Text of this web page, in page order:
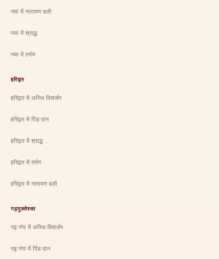
गया में नारायण बली
गया में श्राद्ध
गया में तर्पण
हरिद्वार
हरिद्वार में अस्थि विसर्जन
हरिद्वार में पिंड दान
हरिद्वार में श्राद्ध
हरिद्वार में तर्पण
हरिद्वार में नारायण बली
गढ़मुक्तेश्वर
गढ़ गंगा में अस्थि विसर्जन
गढ़ गंगा में पिंड दान